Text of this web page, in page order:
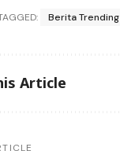
Berita Trending
Article